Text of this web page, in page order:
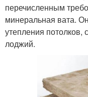
перечисленным
минеральная вата.
утепления потолков,
лоджий.